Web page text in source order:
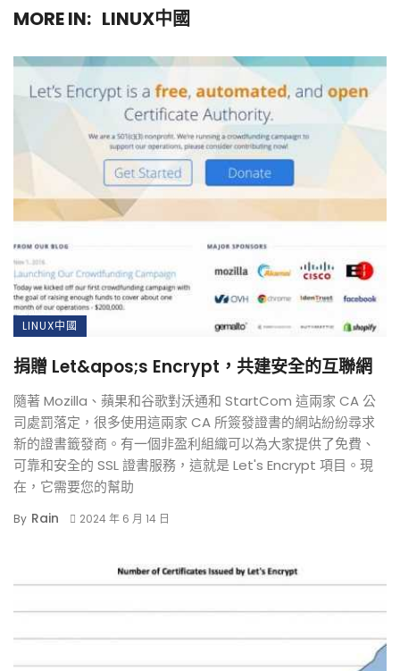
MORE IN: LINUX中國
LINUX中國
捐贈 Let&apos;s Encrypt，共建安全的互聯網
隨著 Mozilla、蘋果和谷歌對沃通和 StartCom 這兩家 CA 公
司處罰落定，很多使用這兩家 CA 所簽發證書的網站紛紛尋求
新的證書籤發商。有一個非盈利組織可以為大家提供了免費、
可靠和安全的 SSL 證書服務，這就是 Let's Encrypt 項目。現
在，它需要您的幫助
By Rain 2024 年 6 月 14 日